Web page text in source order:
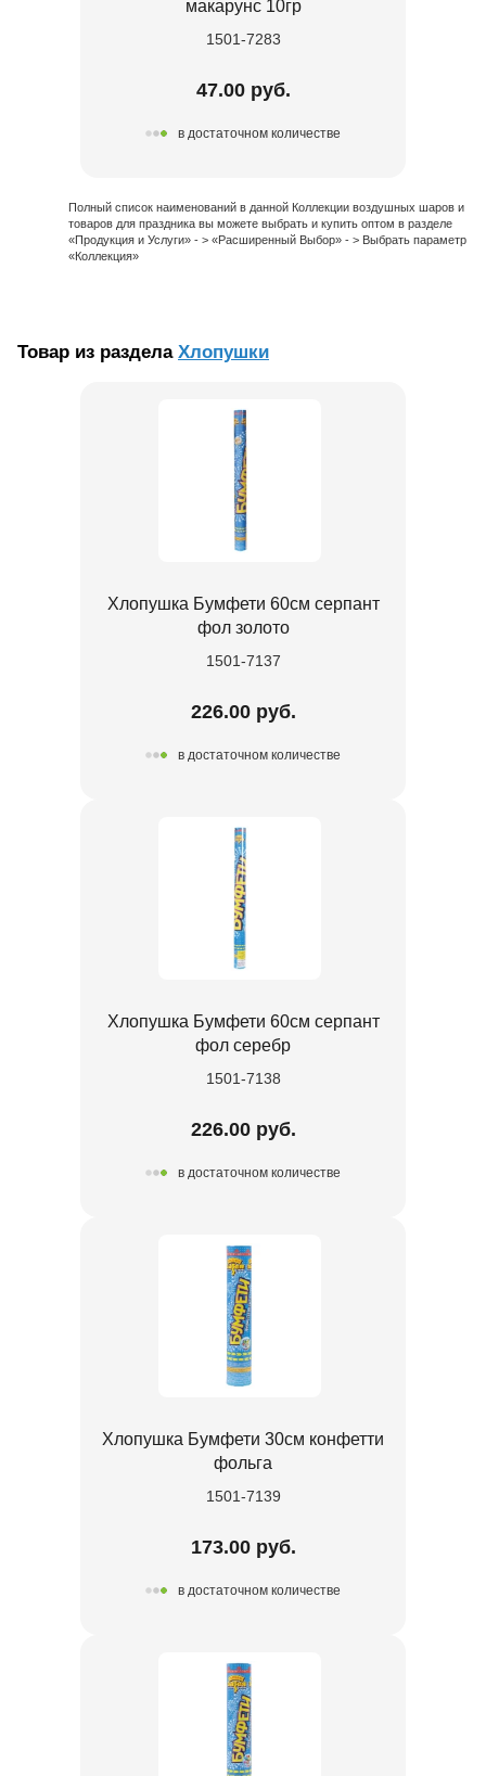
макарунс 10гр
1501-7283
47.00 руб.
в достаточном количестве
Полный список наименований в данной Коллекции воздушных шаров и
товаров для праздника вы можете выбрать и купить оптом в разделе
«Продукция и Услуги» - > «Расширенный Выбор» - > Выбрать параметр
«Коллекция»
Товар из раздела Хлопушки
Хлопушка Бумфети 60см серпант
фол золото
1501-7137
226.00 руб.
в достаточном количестве
Хлопушка Бумфети 60см серпант
фол серебр
1501-7138
226.00 руб.
в достаточном количестве
Хлопушка Бумфети 30см конфетти
фольга
1501-7139
173.00 руб.
в достаточном количестве